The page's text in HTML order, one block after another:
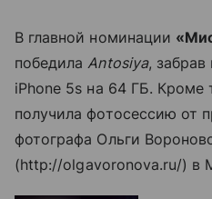
В главной номинации
победилаAntosiya,
iPhone 5s на 64 ГБ. Кроме
получила фотосессию от
фотографа Ольги
(http://olgavoronova.ru/) в